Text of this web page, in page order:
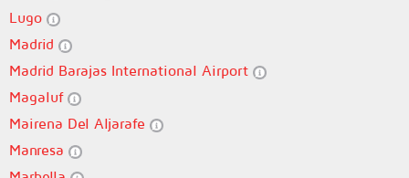
Lugo
Madrid
Madrid Barajas International Airport
Magaluf
Mairena Del Aljarafe
Manresa